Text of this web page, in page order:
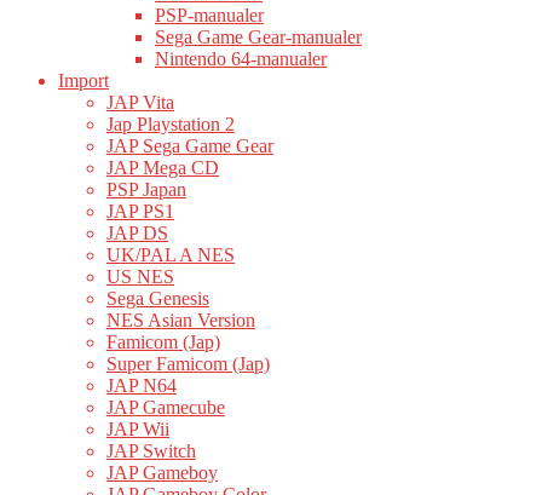
PSP-manualer
Sega Game Gear-manualer
Nintendo 64-manualer
Import
JAP Vita
Jap Playstation 2
JAP Sega Game Gear
JAP Mega CD
PSP Japan
JAP PS1
JAP DS
UK/PAL A NES
US NES
Sega Genesis
NES Asian Version
Famicom (Jap)
Super Famicom (Jap)
JAP N64
JAP Gamecube
JAP Wii
JAP Switch
JAP Gameboy